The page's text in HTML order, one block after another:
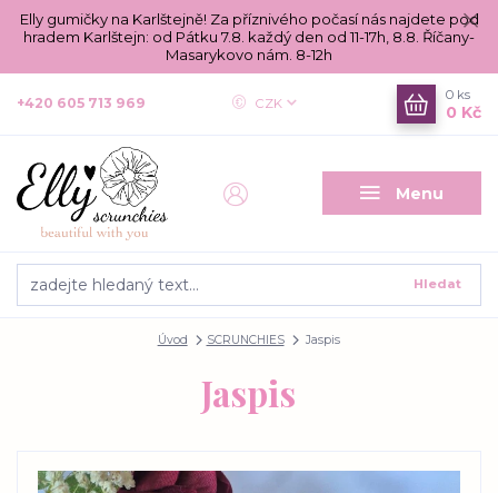
Elly gumičky na Karlštejně! Za příznivého počasí nás najdete pod
hradem Karlštejn: od Pátku 7.8. každý den od 11-17h, 8.8. Říčany-
Masarykovo nám. 8-12h
Menu
CZK
Hledat
+420 605 713 969
0 ks
0 Kč
Úvod SCRUNCHIES Jaspis
Jaspis